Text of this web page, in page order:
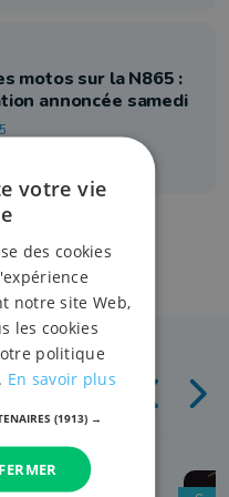
motos sur la N865 :
annoncée samedi
votre vie
des cookies
notre site Web,
les cookies
politique
En savoir plus
(1913) →